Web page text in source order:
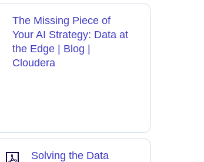
The Missing Piece of
Your AI Strategy: Data at
the Edge | Blog |
Cloudera
Solving the Data